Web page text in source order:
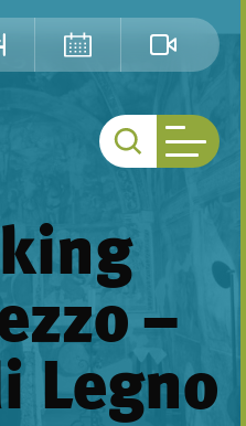
–
Legno